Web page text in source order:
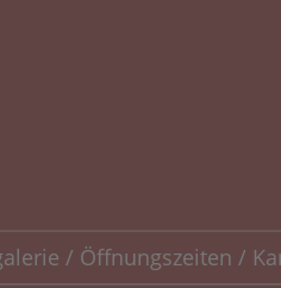
/ Öffnungszeiten /